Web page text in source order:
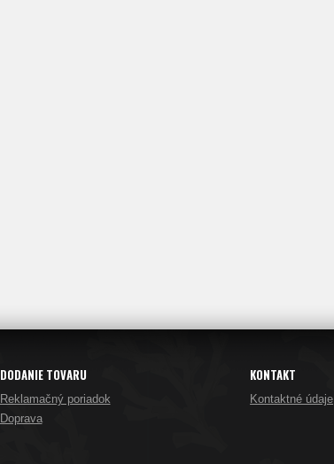
DODANIE TOVARU
Reklamačný poriadok
Doprava
KONTAKT
Kontaktné údaje